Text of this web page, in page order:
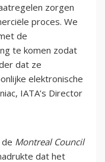
zorgen
proces. We
de
te komen zodat
dat ze
elektronische
IATA’s Director
Montreal Council
dat het